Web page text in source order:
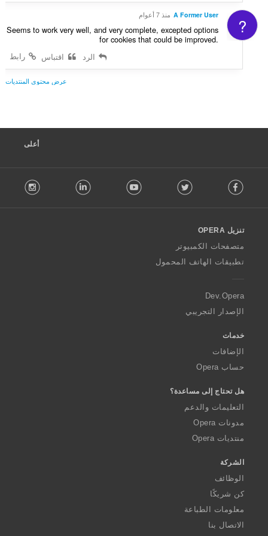
م
ا
ت
:
?
A Former User منذ 7 أعوام
Seems to work very well, and very complete, excepted options
for cookies that could be improved.
رابط
الرد اقتباس
عرض محتوى المنتديات
أعلى
o
w
O
a
Facebook
Twitter
Youtube
LinkedIn
تنزيل OPERA
متصفحات الكمبيوتر
تطبيقات الهاتف المحمول
Dev.Opera
الإصدار التجريبي
خدمات
الإضافات
حساب Opera
هل تحتاج إلى مساعدة؟
التعليمات والدعم
مدونات Opera
منتديات Opera
الشركة
الوظائف
كن شريكًا
معلومات الطباعة
الاتصال بنا